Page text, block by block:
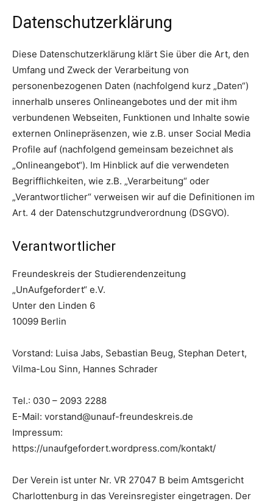
Datenschutzerklärung
Diese Datenschutzerklärung klärt Sie über die Art, den
Umfang und Zweck der Verarbeitung von
personenbezogenen Daten (nachfolgend kurz „Daten“)
innerhalb unseres Onlineangebotes und der mit ihm
verbundenen Webseiten, Funktionen und Inhalte sowie
externen Onlinepräsenzen, wie z.B. unser Social Media
Profile auf (nachfolgend gemeinsam bezeichnet als
„Onlineangebot“). Im Hinblick auf die verwendeten
Begrifflichkeiten, wie z.B. „Verarbeitung“ oder
„Verantwortlicher“ verweisen wir auf die Definitionen im
Art. 4 der Datenschutzgrundverordnung (DSGVO).
Verantwortlicher
Freundeskreis der Studierendenzeitung
„UnAufgefordert“ e.V.
Unter den Linden 6
10099 Berlin
Vorstand: Luisa Jabs, Sebastian Beug, Stephan Detert,
Vilma-Lou Sinn, Hannes Schrader
Tel.: 030 – 2093 2288
E-Mail: vorstand@unauf-freundeskreis.de
Impressum:
https://unaufgefordert.wordpress.com/kontakt/
Der Verein ist unter Nr. VR 27047 B beim Amtsgericht
Charlottenburg in das Vereinsregister eingetragen. Der